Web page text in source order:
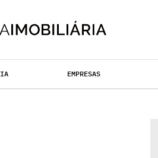
EMPRESAS